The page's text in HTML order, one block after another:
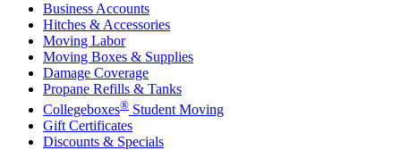
Business Accounts
Hitches & Accessories
Moving Labor
Moving Boxes & Supplies
Damage Coverage
Propane Refills & Tanks
Collegeboxes® Student Moving
Gift Certificates
Discounts & Specials